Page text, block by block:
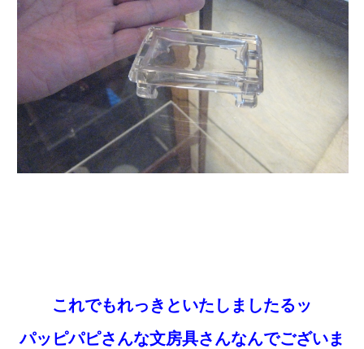
これでもれっきといたしましたるッ
パッピパピさんな文房具さんなんでございま